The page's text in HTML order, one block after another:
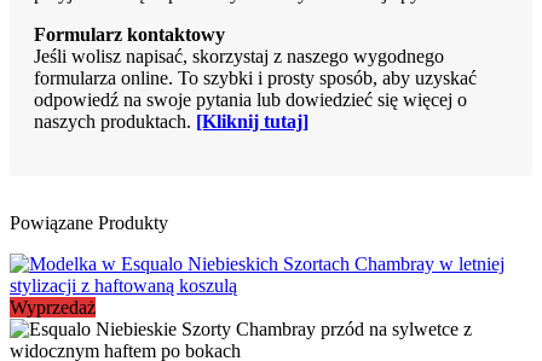
Formularz kontaktowy
Jeśli wolisz napisać, skorzystaj z naszego wygodnego
formularza online. To szybki i prosty sposób, aby uzyskać
odpowiedź na swoje pytania lub dowiedzieć się więcej o
naszych produktach. [Kliknij tutaj]
Powiązane Produkty
Wyprzedaż